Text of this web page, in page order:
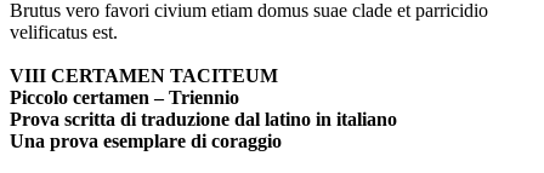
Brutus vero favori civium etiam domus suae clade et parricidio
velificatus est.
VIII CERTAMEN TACITEUM
Piccolo certamen – Triennio
Prova scritta di traduzione dal latino in italiano
Una prova esemplare di coraggio